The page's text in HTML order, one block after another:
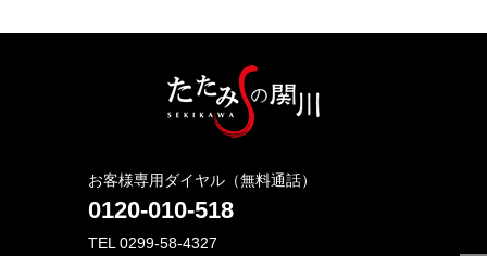
お客様専用ダイヤル（無料通話）
0120-010-518
TEL 0299-58-4327